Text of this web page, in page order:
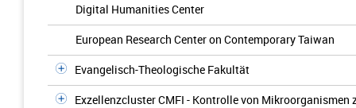
Digital Humanities Center
European Research Center on Contemporary Taiwan
Evangelisch-Theologische Fakultät
Exzellenzcluster CMFI - Kontrolle von